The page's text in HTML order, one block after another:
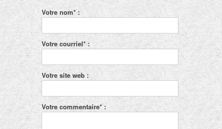
Votre nom* :
Votre courriel* :
Votre site web :
Votre commentaire* :